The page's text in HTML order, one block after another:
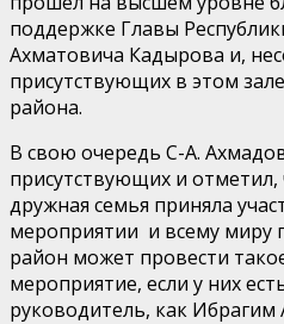
поддержке Главы
Ахматовича Кадырова и,
присутствующих в этом
района.
В свою очередь С-А.
присутствующих и отметил,
дружная семья приняла
мероприятии и всему миру
район может провести
мероприятие, если у них
руководитель, как Ибрагим